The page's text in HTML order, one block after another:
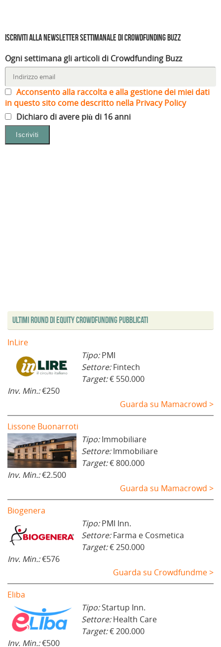
Iscriviti alla Newsletter settimanale di Crowdfunding Buzz
Ogni settimana gli articoli di Crowdfunding Buzz
Acconsento alla raccolta e alla gestione dei miei dati
in questo sito come descritto nella Privacy Policy
Dichiaro di avere più di 16 anni
Ultimi Round di Equity Crowdfunding Pubblicati
InLire
Tipo:PMI
Settore:Fintech
Target:€ 550.000
Inv. Min.:€250
Guarda su Mamacrowd >
Lissone Buonarroti
Tipo:Immobiliare
Settore:Immobiliare
Target:€ 800.000
Inv. Min.:€2.500
Guarda su Mamacrowd >
Biogenera
Tipo:PMI Inn.
Settore:Farma e Cosmetica
Target:€ 250.000
Inv. Min.:€576
Guarda su Crowdfundme >
Eliba
Tipo:Startup Inn.
Settore:Health Care
Target:€ 200.000
Inv. Min.:€500